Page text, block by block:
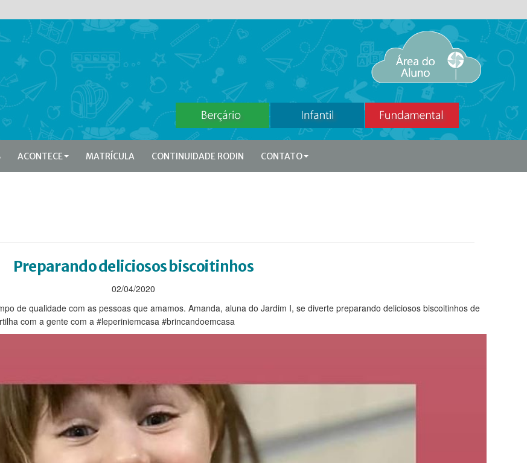
ACONTECE MATRÍCULA CONTINUIDADE RODIN CONTATO
Preparando deliciosos biscoitinhos
02/04/2020
de qualidade com as pessoas que amamos. Amanda, aluna do Jardim I, se diverte preparando deliciosos biscoitinhos de
com a gente com a #leperiniemcasa #brincandoemcasa